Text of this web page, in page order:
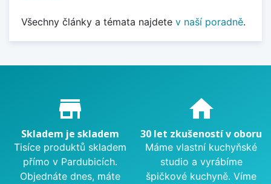
Všechny články a témata najdete v naší poradně.
Proč nakupovat u nás?
store_mall_directory
Skladem je skladem
Tisíce produktů skladem
přímo v Pardubicích.
Objednáte dnes, máte
home
30 let zkušeností v oboru
Máme vlastní kuchyňské
studio a vyrábíme
špičkové kuchyně. Víme